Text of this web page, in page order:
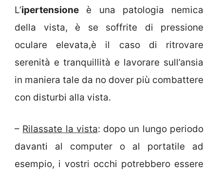
L’ipertensione è una patologia nemica
della vista, è se soffrite di pressione
oculare elevata,è il caso di ritrovare
serenità e tranquillità e lavorare sull’ansia
in maniera tale da no dover più combattere
con disturbi alla vista.
– Rilassate la vista: dopo un lungo periodo
davanti al computer o al portatile ad
esempio, i vostri occhi potrebbero essere